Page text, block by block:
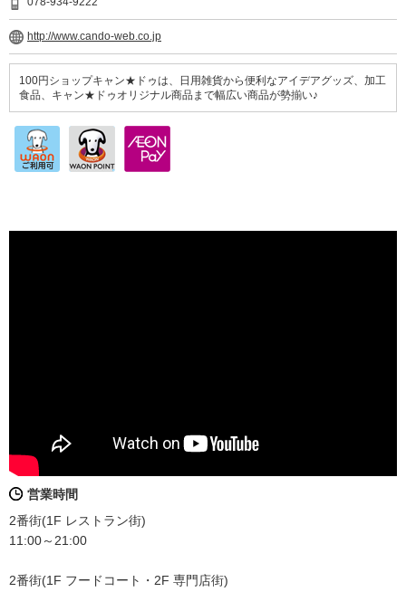
http://www.cando-web.co.jp
100円ショップキャン★ドゥは、日用雑貨から便利なアイデアグッズ、加工
食品、キャン★ドゥオリジナル商品まで幅広い商品が勢揃い♪
営業時間
2番街(1F レストラン街)
11:00～21:00
2番街(1F フードコート・2F 専門店街)